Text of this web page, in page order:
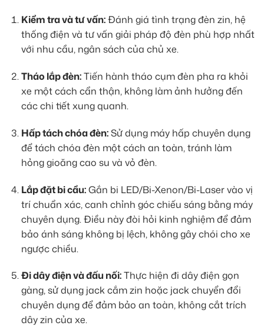
Kiểm tra và tư vấn:Đánh giá tình trạng đèn zin, hệ
thống điện và tư vấn giải pháp độ đèn phù hợp nhất
với nhu cầu, ngân sách của chủ xe.
Tháo lắp đèn:Tiến hành tháo cụm đèn pha ra khỏi
xe một cách cẩn thận, không làm ảnh hưởng đến
các chi tiết xung quanh.
Hấp tách chóa đèn:Sử dụng máy hấp chuyên dụng
để tách chóa đèn một cách an toàn, tránh làm
hỏng gioăng cao su và vỏ đèn.
Lắp đặt bi cầu:Gắn bi LED/Bi-Xenon/Bi-Laser vào vị
trí chuẩn xác, canh chỉnh góc chiếu sáng bằng máy
chuyên dụng. Điều này đòi hỏi kinh nghiệm để đảm
bảo ánh sáng không bị lệch, không gây chói cho xe
ngược chiều.
Đi dây điện và đấu nối:Thực hiện đi dây điện gọn
gàng, sử dụng jack cắm zin hoặc jack chuyển đổi
chuyên dụng để đảm bảo an toàn, không cắt trích
dây zin của xe.